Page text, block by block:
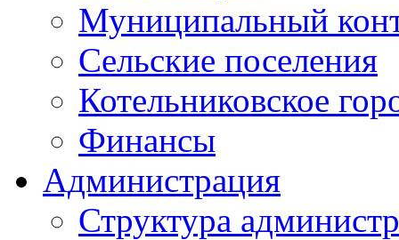
Муниципальный
Сельские поселения
Котельниковское
Финансы
Администрация
Структура